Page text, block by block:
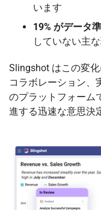
います
19% がデータ
していない主
Slingshot はこの変
コラボレーション、
のプラットフォーム
進する迅速な意思決